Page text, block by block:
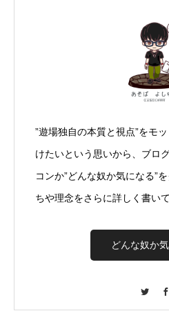
”遊場独自の本質と視点”をモ
けたいという思いから、ブロ
コンか”どんな奴か気になる”
ちや理念をさらに詳しく書いて
どんな奴か